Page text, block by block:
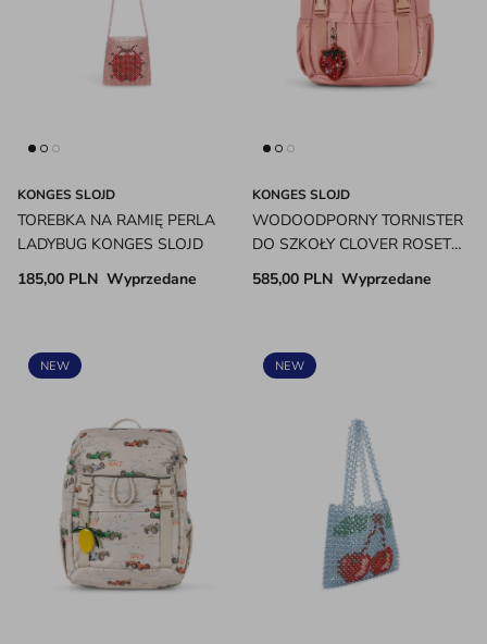
KONGES SLOJD
TOREBKA NA RAMIĘ PERLA
LADYBUG KONGES SLOJD
185,00 PLN Wyprzedane
KONGES SLOJD
WODOODPORNY TORNISTER
DO SZKOŁY CLOVER ROSETTE
KONGES SLOJD
585,00 PLN Wyprzedane
NEW NEW